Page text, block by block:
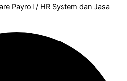
Payroll / HR System dan Jasa